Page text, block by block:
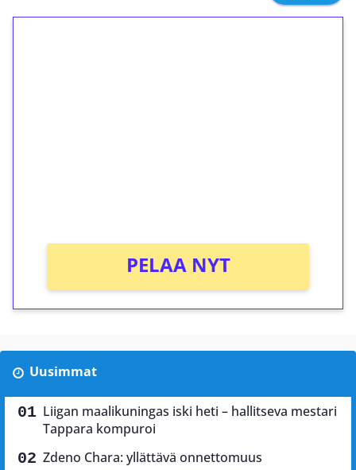
PELAA NYT
Uusimmat
Liigan maalikuningas iski heti – hallitseva mestari
Tappara kompuroi
Zdeno Chara: yllättävä onnettomuus